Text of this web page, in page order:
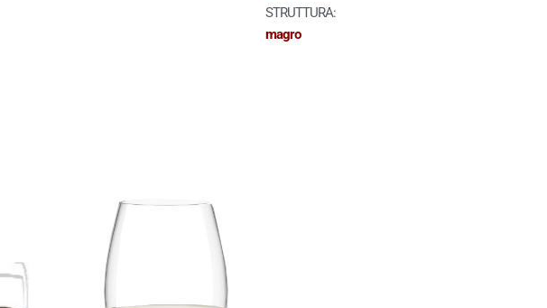
STRUTTURA:
magro